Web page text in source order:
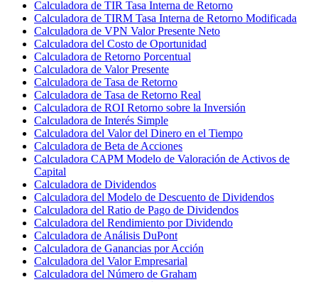
Calculadora de TIR Tasa Interna de Retorno
Calculadora de TIRM Tasa Interna de Retorno Modificada
Calculadora de VPN Valor Presente Neto
Calculadora del Costo de Oportunidad
Calculadora de Retorno Porcentual
Calculadora de Valor Presente
Calculadora de Tasa de Retorno
Calculadora de Tasa de Retorno Real
Calculadora de ROI Retorno sobre la Inversión
Calculadora de Interés Simple
Calculadora del Valor del Dinero en el Tiempo
Calculadora de Beta de Acciones
Calculadora CAPM Modelo de Valoración de Activos de
Capital
Calculadora de Dividendos
Calculadora del Modelo de Descuento de Dividendos
Calculadora del Ratio de Pago de Dividendos
Calculadora del Rendimiento por Dividendo
Calculadora de Análisis DuPont
Calculadora de Ganancias por Acción
Calculadora del Valor Empresarial
Calculadora del Número de Graham